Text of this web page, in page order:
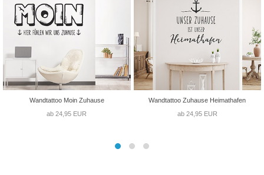
Wandtattoo Moin Zuhause
ab 24,95 EUR
Wandtattoo Zuhause Heimathafen
ab 24,95 EUR